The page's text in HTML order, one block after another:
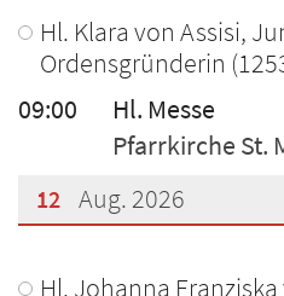
???msg.page.sr.date???
Hl. Klara von Assisi,
Ordensgründerin
09:00
Hl. Messe
Pfarrkirche St.
12 Aug. 2026
???msg.page.sr.date???
Hl. Johanna